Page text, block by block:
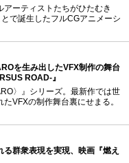
ーティストたちがひたむき
で誕生したフルCGアニメーシ
を生み出したVFX制作の舞台
ROAD-』
〉』シリーズ。最新作では世
VFXの制作舞台裏にせまる。
群衆表現を実現、映画『燃え